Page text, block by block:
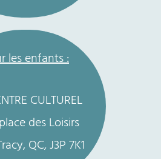
les enfants :
CULTUREL
des Loisirs
QC, J3P 7K1